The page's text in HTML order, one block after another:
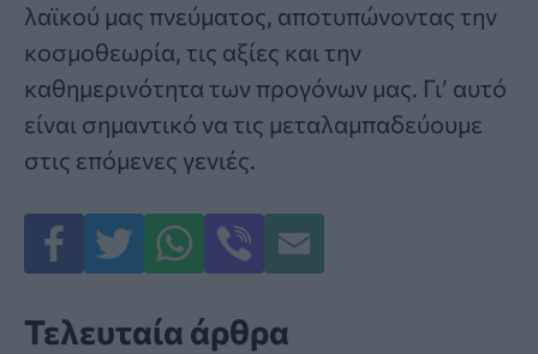
λαϊκού μας πνεύματος, αποτυπώνοντας την
κοσμοθεωρία, τις αξίες και την
καθημερινότητα των προγόνων μας. Γι’ αυτό
είναι σημαντικό να τις μεταλαμπαδεύουμε
στις επόμενες γενιές.
Τελευταία άρθρα